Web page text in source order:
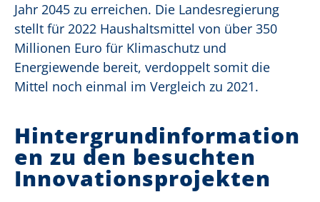
Jahr 2045 zu erreichen. Die Landesregierung
stellt für 2022 Haushaltsmittel von über 350
Millionen Euro für Klimaschutz und
Energiewende bereit, verdoppelt somit die
Mittel noch einmal im Vergleich zu 2021.
Hintergrundinformation
en zu den besuchten
Innovationsprojekten